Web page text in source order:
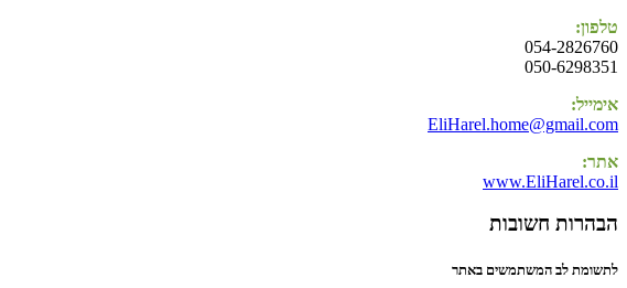
טלפון:
054-2826760
050-6298351
אימייל:
EliHarel.home@gmail.com
אתר:
www.EliHarel.co.il
הבהרות חשובות
לתשומת לב המשתמשים באתר